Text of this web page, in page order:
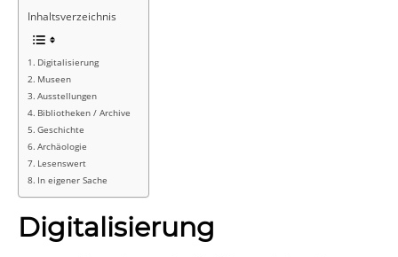
Inhaltsverzeichnis
Digitalisierung
Museen
Ausstellungen
Bibliotheken / Archive
Geschichte
Archäologie
Lesenswert
In eigener Sache
Digitalisierung